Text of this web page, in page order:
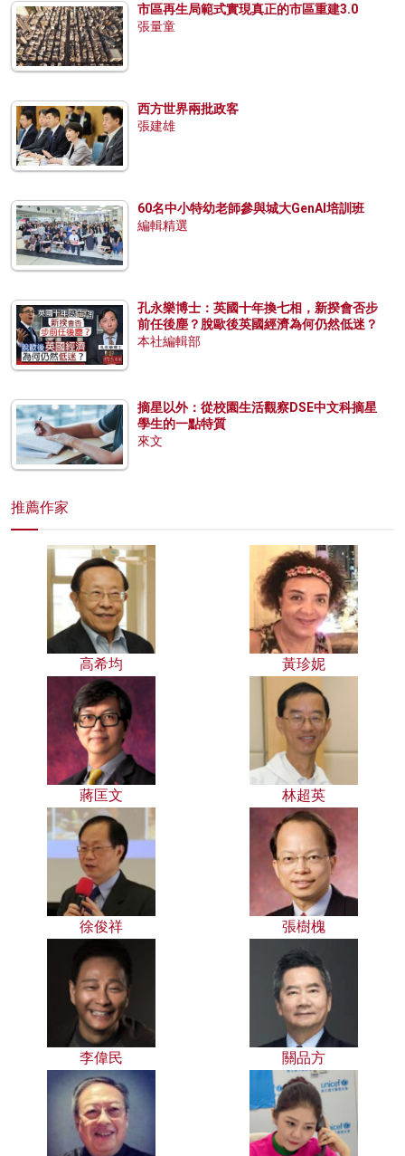
市區再生局範式實現真正的市區重建3.0
張量童
西方世界兩批政客
張建雄
60名中小特幼老師參與城大GenAI培訓班
編輯精選
孔永樂博士：英國十年換七相，新揆會否步
前任後塵？脫歐後英國經濟為何仍然低迷？
本社編輯部
摘星以外：從校園生活觀察DSE中文科摘星
學生的一點特質
來文
推薦作家
高希均 黃珍妮
蔣匡文 林超英
徐俊祥 張樹槐
李偉民 關品方